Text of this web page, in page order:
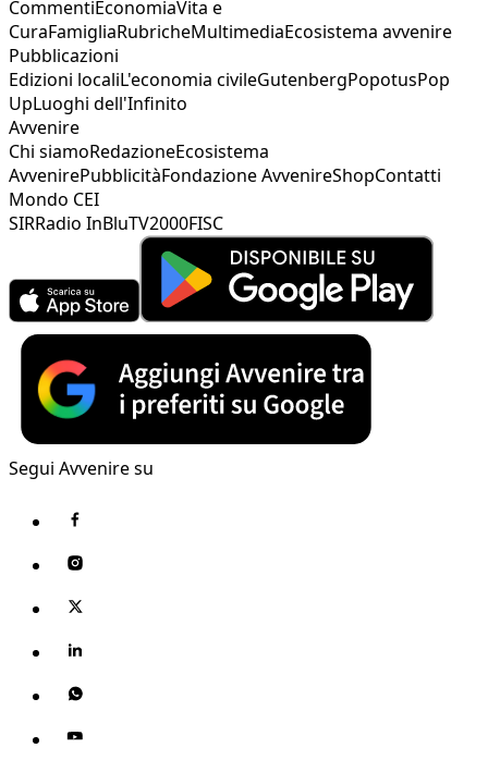
CommentiEconomiaVita e
CuraFamigliaRubricheMultimediaEcosistema avvenire
Pubblicazioni
Edizioni localiL'economia civileGutenbergPopotusPop
UpLuoghi dell'Infinito
Avvenire
Chi siamoRedazioneEcosistema
AvvenirePubblicitàFondazione AvvenireShopContatti
Mondo CEI
SIRRadio InBluTV2000FISC
Segui Avvenire su